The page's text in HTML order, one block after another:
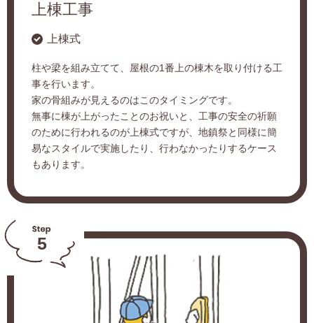
上棟工事
上棟式
柱や梁を組み立てて、屋根の1番上の棟木を取り付ける工
事を行います。
家の骨組みが見えるのはこのタイミングです。
無事に棟が上がったことのお祝いと、工事の安全の祈願
のために行われるのが上棟式ですが、地鎮祭と同様に簡
易なスタイルで実施したり、行わなかったりするケース
もあります。
5